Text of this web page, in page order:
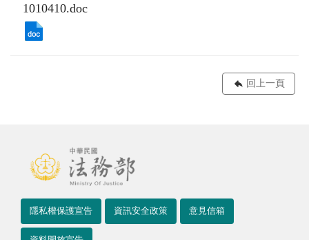
1010410.doc
回上一頁
隱私權保護宣告 資訊安全政策 意見信箱